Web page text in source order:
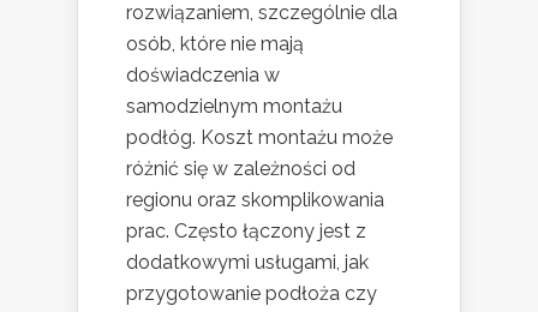
rozwiązaniem, szczególnie dla
osób, które nie mają
doświadczenia w
samodzielnym montażu
podłóg. Koszt montażu może
różnić się w zależności od
regionu oraz skomplikowania
prac. Często łączony jest z
dodatkowymi usługami, jak
przygotowanie podłoża czy